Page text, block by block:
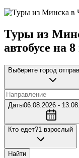
Туры из
автобусе на
Выберите город
Даты06.08.2026 -
Кто едет?1 взрослый
Найти